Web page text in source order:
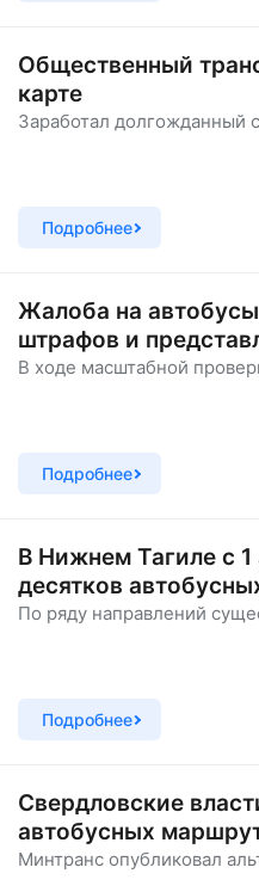
Общественный
карте
Заработал долгожданный
Подробнее
Жалоба на
штрафов и
В ходе масштабной
Подробнее
В Нижнем Тагиле с 1
десятков
По ряду направлений
Подробнее
Свердловские
автобусных
Минтранс опубликовал